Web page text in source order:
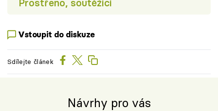
Prostřeno, soutěžící
Vstoupit do diskuze
Sdílejte článek
Návrhy pro vás